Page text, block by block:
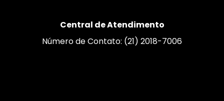
Central de Atendimento
Número de Contato: (21) 2018-7006